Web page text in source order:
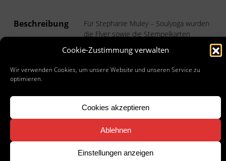
Cookie-Zustimmung verwalten
Wir verwenden Cookies, um unsere Website und unseren Service zu
optimieren.
Cookies akzeptieren
Ablehnen
Einstellungen anzeigen
Beschreibung
Für Stephanie Muley – Soulyoga wurden
die Flyer sowie die Stempelkarten